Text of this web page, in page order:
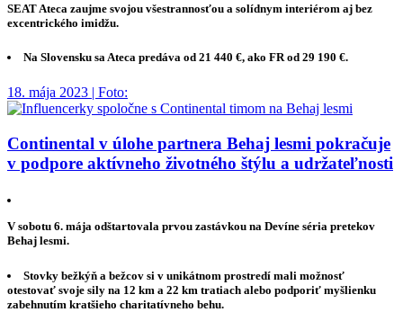
SEAT Ateca zaujme svojou všestrannosťou a solídnym interiérom aj bez
excentrického imidžu.
Na Slovensku sa Ateca predáva od 21 440 €, ako FR od 29 190 €.
18. mája 2023 | Foto:
Continental v úlohe partnera Behaj lesmi pokračuje
v podpore aktívneho životného štýlu a udržateľnosti
V sobotu 6. mája odštartovala prvou zastávkou na Devíne séria pretekov
Behaj lesmi.
Stovky bežkýň a bežcov si v unikátnom prostredí mali možnosť
otestovať svoje sily na 12 km a 22 km tratiach alebo podporiť myšlienku
zabehnutím kratšieho charitatívneho behu.